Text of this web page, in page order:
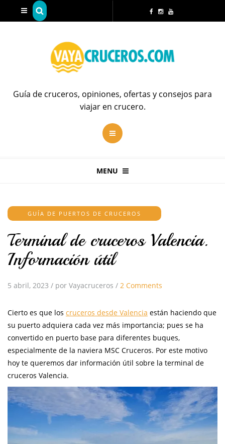
Guía de cruceros, opiniones, ofertas y consejos para
viajar en crucero.
MENU
GUÍA DE PUERTOS DE CRUCEROS
Terminal de cruceros Valencia.
Información útil
5 abril, 2023 / por Vayacruceros / 2 Comments
Cierto es que los cruceros desde Valencia están haciendo que
su puerto adquiera cada vez más importancia; pues se ha
convertido en puerto base para diferentes buques,
especialmente de la naviera MSC Cruceros. Por este motivo
hoy te queremos dar información útil sobre la terminal de
cruceros Valencia.